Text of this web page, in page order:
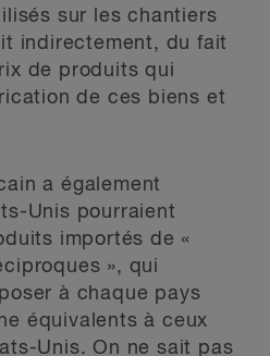
sur les chantiers
indirectement, du fait
de produits qui
de ces biens et
a également
Unis pourraient
importés de «
», qui
à chaque pays
équivalents à ceux
Unis. On ne sait pas